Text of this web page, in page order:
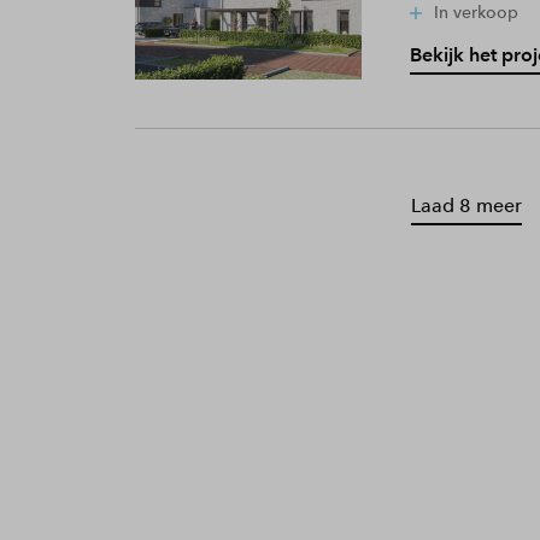
In verkoop
Bekijk het
Laad 8 meer